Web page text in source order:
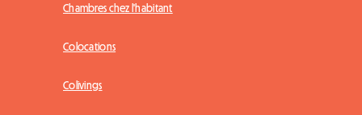
Chambres chez l'habitant
Colocations
Colivings